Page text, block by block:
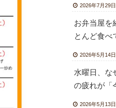
2026年7月29日
お弁当屋を
とんど食べ
2026年5月14日
水曜日、な
の疲れが「
2026年5月13日